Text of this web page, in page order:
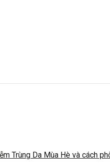
Trùng Da Mùa Hè và cách